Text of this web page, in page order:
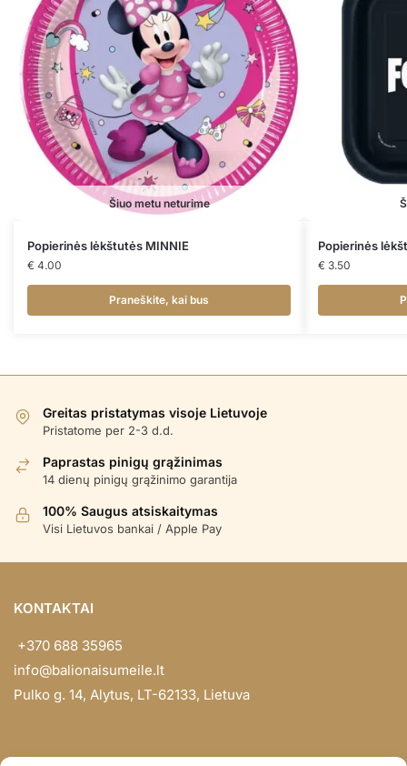
Šiuo metu neturime
Popierinės lėkštutės MINNIE
€ 4.00
Praneškite, kai bus
Popierinės
€ 3.50
Greitas pristatymas visoje Lietuvoje
Pristatome per 2-3 d.d.
Paprastas pinigų grąžinimas
14 dienų pinigų grąžinimo garantija
100% Saugus atsiskaitymas
Visi Lietuvos bankai / Apple Pay
KONTAKTAI
+370 688 35965
info@balionaisumeile.lt
Pulko g. 14, Alytus, LT-62133, Lietuva